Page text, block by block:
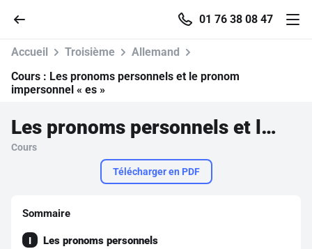
01 76 38 08 47
Parcourir
Se connecter
Accueil Troisième
Allemand
Cours : Les pronoms personnels et le pronom
impersonnel « es »
Les pronoms personnels et le pronom impersonnel « es »
Cours
Télécharger en PDF
Sommaire
I Les pronoms personnels